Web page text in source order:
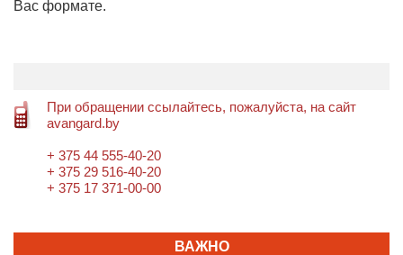
Вас формате.
При обращении ссылайтесь, пожалуйста, на сайт
avangard.by
+ 375 44 555-40-20
+ 375 29 516-40-20
+ 375 17 371-00-00
ВАЖНО